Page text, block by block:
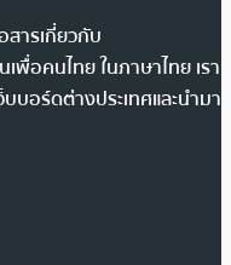
ารเกี่ยวกับ
พื่อคนไทย ในภาษาไทย เรา
บอร์ดต่างประเทศและนำมา